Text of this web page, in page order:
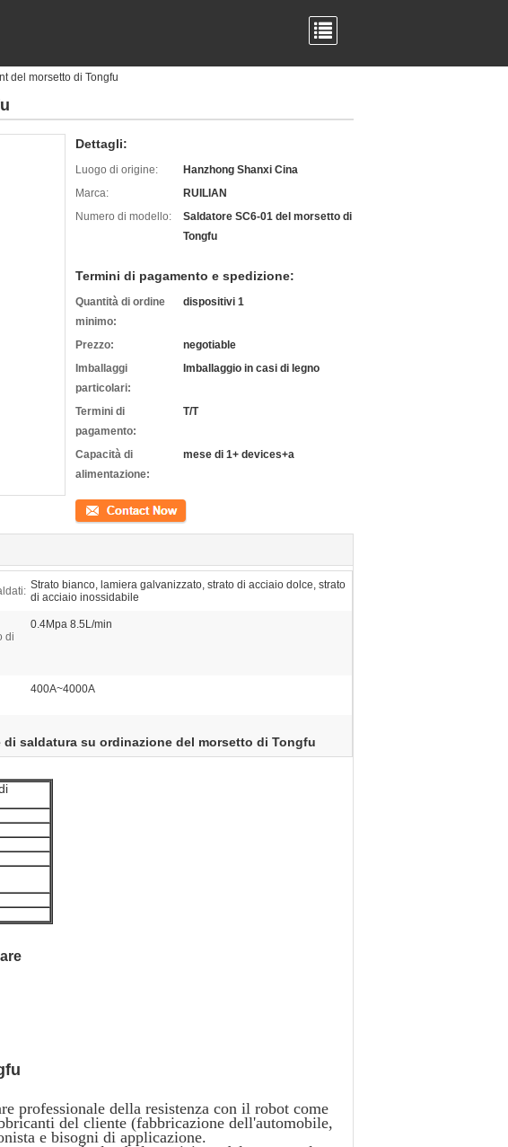
del morsetto di Tongfu
Dettagli:
Luogo di origine:
Hanzhong Shanxi Cina
Marca:
RUILIAN
Numero di modello:
Saldatore SC6-01 del morsetto di
Tongfu
Termini di pagamento e spedizione:
Quantità di ordine
minimo:
dispositivi 1
Prezzo:
negotiable
Imballaggi
particolari:
Imballaggio in casi di legno
Termini di
pagamento:
T/T
Capacità di
alimentazione:
mese di 1+ devices+a
Contatto
Strato bianco, lamiera galvanizzato, strato di acciaio dolce, strato
di acciaio inossidabile
di
0.4Mpa 8.5L/min
400A~4000A
di saldatura su ordinazione del morsetto di Tongfu
professionale della resistenza con il robot come
del cliente (fabbricazione dell'automobile,
e bisogni di applicazione.